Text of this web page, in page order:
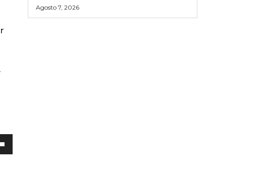
Agosto 7, 2026